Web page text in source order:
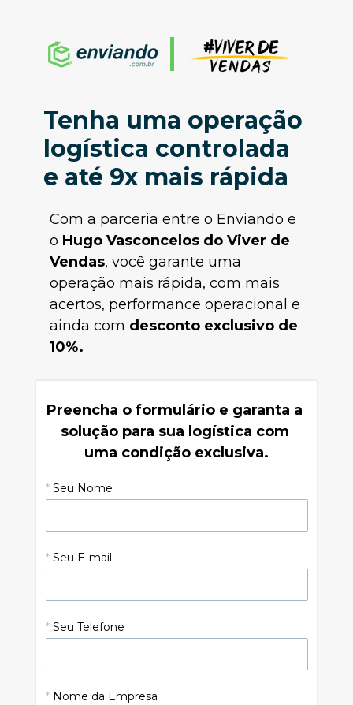
Preencha o formulário e garanta a
solução para sua logística com
uma condição exclusiva.
* Seu Nome
* Seu E-mail
* Seu Telefone
* Nome da Empresa
Tenha uma operação
logística controlada
e até 9x mais rápida
Com a parceria entre o Enviando e
o Hugo Vasconcelos do Viver de
Vendas, você garante uma
operação mais rápida, com mais
acertos, performance operacional e
ainda com desconto exclusivo de
10%.